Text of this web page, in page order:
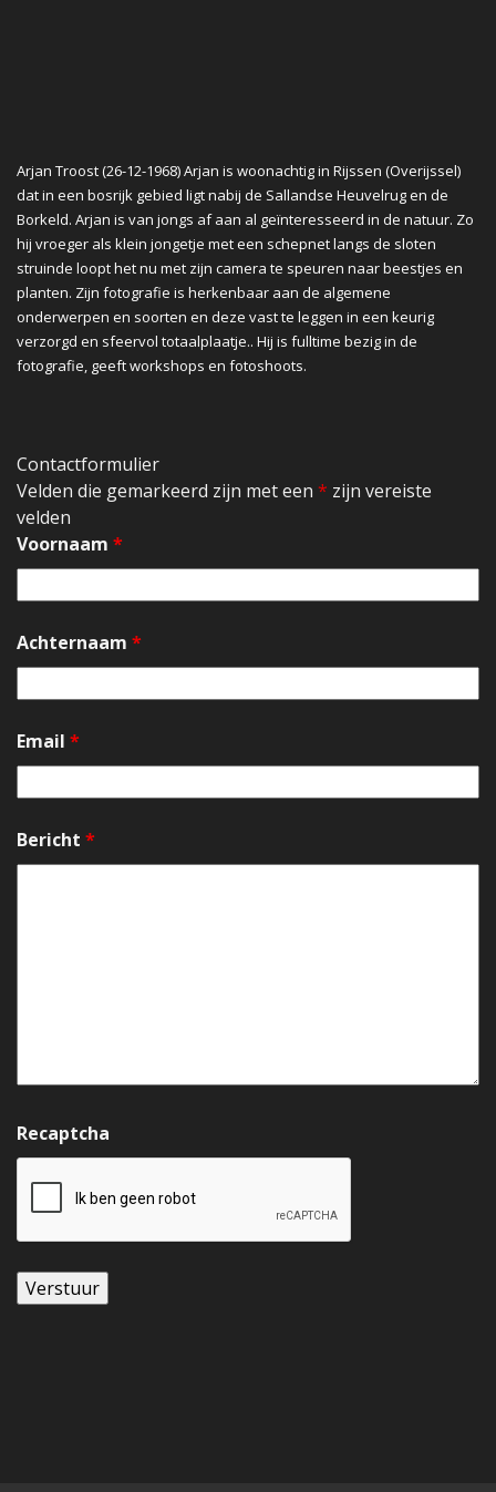
Arjan Troost (26-12-1968) Arjan is woonachtig in Rijssen (Overijssel)
dat in een bosrijk gebied ligt nabij de Sallandse Heuvelrug en de
Borkeld. Arjan is van jongs af aan al geïnteresseerd in de natuur. Zo
hij vroeger als klein jongetje met een schepnet langs de sloten
struinde loopt het nu met zijn camera te speuren naar beestjes en
planten. Zijn fotografie is herkenbaar aan de algemene
onderwerpen en soorten en deze vast te leggen in een keurig
verzorgd en sfeervol totaalplaatje.. Hij is fulltime bezig in de
fotografie, geeft workshops en fotoshoots.
Contactformulier
Velden die gemarkeerd zijn met een * zijn vereiste
velden
Voornaam *
Achternaam *
Email *
Bericht *
Recaptcha